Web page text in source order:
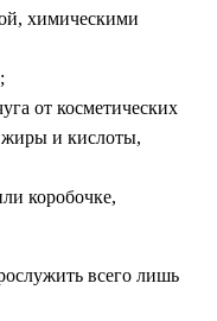
химическими
от косметических
жиры и кислоты,
коробочке,
всего лишь